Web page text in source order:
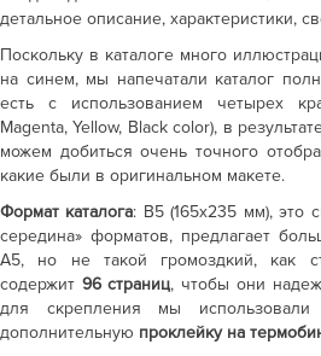
детальное описание, характеристики,
Поскольку в каталоге много
на синем, мы напечатали каталог
есть с использованием четырех
Magenta, Yellow, Black color), в
можем добиться очень точного
какие были в оригинальном макете.
Формат каталога: B5 (165х235 мм), это
середина» форматов, предлагает
A5, но не такой громоздкий, как
содержит 96 страниц, чтобы они
для скрепления мы использовали
дополнительную проклейку на